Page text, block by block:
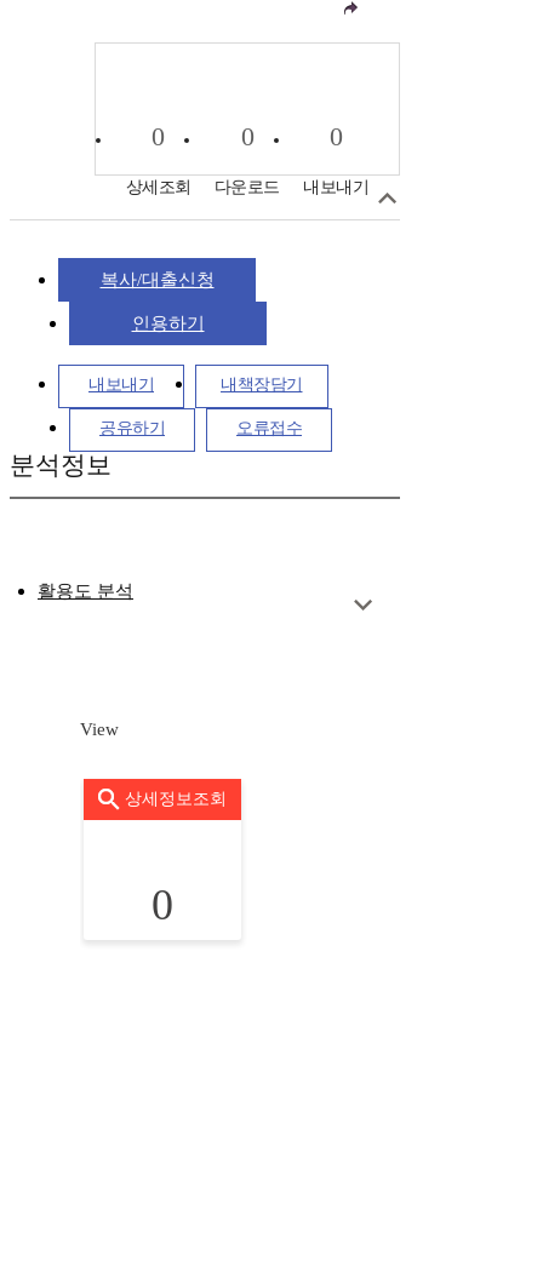
0
상세조회
0
다운로드
0
내보내기
복사/대출신청
인용하기
내보내기 내책장담기
공유하기 오류접수
분석정보
활용도 분석
View
상세정보조회
0